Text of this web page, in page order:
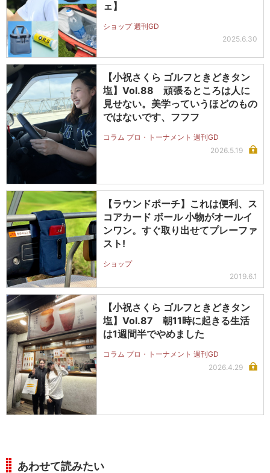
ェ】
ショップ 週刊GD
2025.6.30
【小祝さくら ゴルフときどきタン
塩】Vol.88 頑張るところは人に
見せない。美学っていうほどのもの
ではないです、フフフ
コラム プロ・トーナメント 週刊GD
2026.5.19
【ラウンドポーチ】これは便利、ス
コアカード ボール 小物がオールイ
ンワン。すぐ取り出せてプレーファ
スト!
ショップ
2019.6.1
【小祝さくら ゴルフときどきタン
塩】Vol.87 朝11時に起きる生活
は1週間半でやめました
コラム プロ・トーナメント 週刊GD
2026.4.29
あわせて読みたい